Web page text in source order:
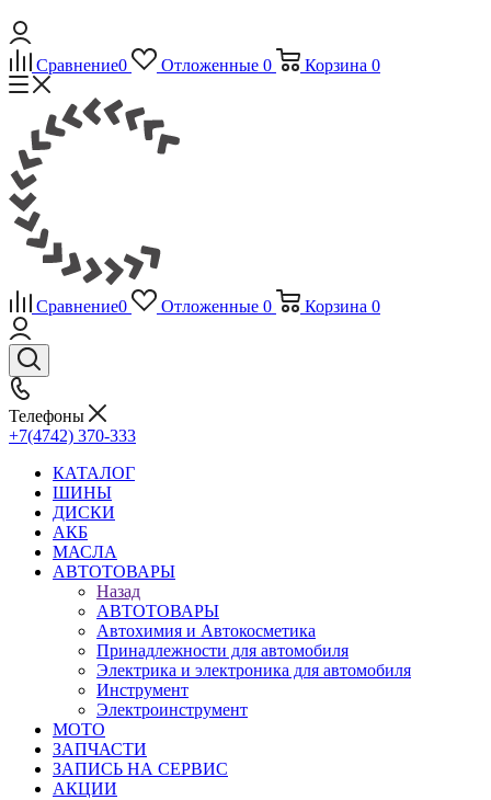
Сравнение0 Отложенные 0 Корзина 0
Сравнение0 Отложенные 0 Корзина 0
Телефоны
+7(4742) 370-333
КАТАЛОГ
ШИНЫ
ДИСКИ
АКБ
МАСЛА
АВТОТОВАРЫ
Назад
АВТОТОВАРЫ
Автохимия и Автокосметика
Принадлежности для автомобиля
Электрика и электроника для автомобиля
Инструмент
Электроинструмент
МОТО
ЗАПЧАСТИ
ЗАПИСЬ НА СЕРВИС
АКЦИИ